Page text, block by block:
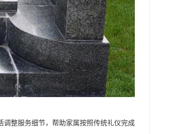
整服务细节，帮助家属按照传统礼仪完成